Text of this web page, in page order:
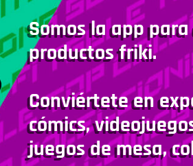
Somos la app
productos friki.
Conviértete en
cómics,
juegos de mesa,